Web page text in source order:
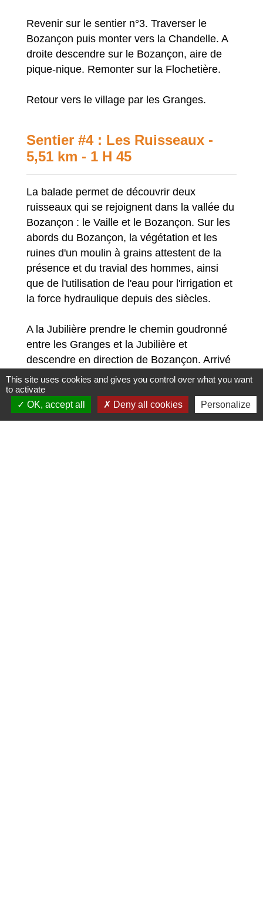
Revenir sur le sentier n°3. Traverser le
Bozançon puis monter vers la Chandelle. A
droite descendre sur le Bozançon, aire de
pique-nique. Remonter sur la Flochetière.
Retour vers le village par les Granges.
Sentier #4 : Les Ruisseaux -
5,51 km - 1 H 45
La balade permet de découvrir deux
ruisseaux qui se rejoignent dans la vallée du
Bozançon : le Vaille et le Bozançon. Sur les
abords du Bozançon, la végétation et les
ruines d'un moulin à grains attestent de la
présence et du travial des hommes, ainsi
que de l'utilisation de l'eau pour l'irrigation et
la force hydraulique depuis des siècles.
A la Jubilière prendre le chemin goudronné
entre les Granges et la Jubilière et
descendre en direction de Bozançon. Arrivé
au pont, prendre le temps de voir : le pont, le
moulin, la cascade.
Remonter en direction de la Roussillière. A
This site uses cookies and gives you control over what you want
to activate
OK, accept all
Deny all cookies Personalize